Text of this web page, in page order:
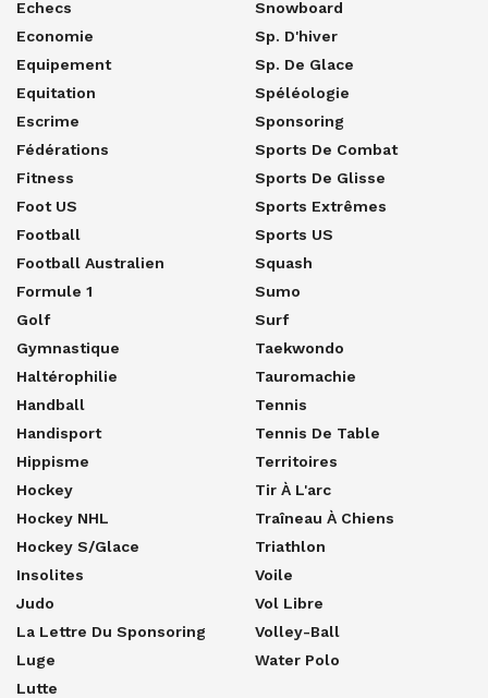
Echecs
Economie
Equipement
Equitation
Escrime
Fédérations
Fitness
Foot US
Football
Football Australien
Formule 1
Golf
Gymnastique
Haltérophilie
Handball
Handisport
Hippisme
Hockey
Hockey NHL
Hockey S/glace
Insolites
Judo
La Lettre Du Sponsoring
Luge
Lutte
Snowboard
Sp. D'hiver
Sp. De Glace
Spéléologie
Sponsoring
Sports De Combat
Sports De Glisse
Sports Extrêmes
Sports US
Squash
Sumo
Surf
Taekwondo
Tauromachie
Tennis
Tennis De Table
Territoires
Tir À L'arc
Traîneau À Chiens
Triathlon
Voile
Vol Libre
Volley-Ball
Water Polo